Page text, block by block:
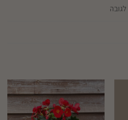
לגובה